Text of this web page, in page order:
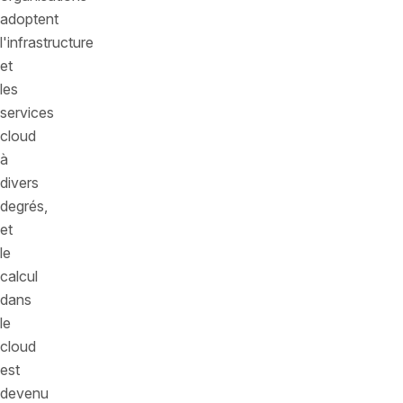
adoptent
l'infrastructure
et
les
services
cloud
à
divers
degrés,
et
le
calcul
dans
le
cloud
est
devenu